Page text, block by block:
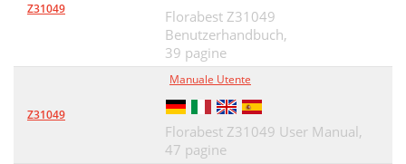
Z31049
Florabest Z31049
Benutzerhandbuch,
39 pagine
Z31049
Manuale Utente
Florabest Z31049 User Manual,
47 pagine